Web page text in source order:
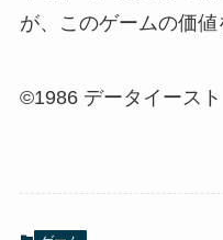
が、このゲームの価値
©1986 データイースト